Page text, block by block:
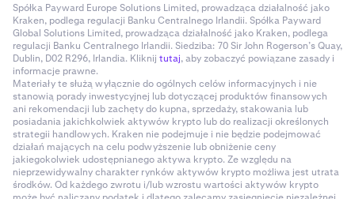
Spółka Payward Europe Solutions Limited, prowadząca działalność jako
Kraken, podlega regulacji Banku Centralnego Irlandii. Spółka Payward
Global Solutions Limited, prowadząca działalność jako Kraken, podlega
regulacji Banku Centralnego Irlandii. Siedziba: 70 Sir John Rogerson’s Quay,
Dublin, D02 R296, Irlandia. Kliknij tutaj, aby zobaczyć powiązane zasady i
informacje prawne.
Materiały te służą wyłącznie do ogólnych celów informacyjnych i nie
stanowią porady inwestycyjnej lub dotyczącej produktów finansowych
ani rekomendacji lub zachęty do kupna, sprzedaży, stakowania lub
posiadania jakichkolwiek aktywów krypto lub do realizacji określonych
strategii handlowych. Kraken nie podejmuje i nie będzie podejmować
działań mających na celu podwyższenie lub obniżenie ceny
jakiegokolwiek udostępnianego aktywa krypto. Ze względu na
nieprzewidywalny charakter rynków aktywów krypto możliwa jest utrata
środków. Od każdego zwrotu i/lub wzrostu wartości aktywów krypto